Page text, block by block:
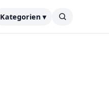
Kategorien ▾